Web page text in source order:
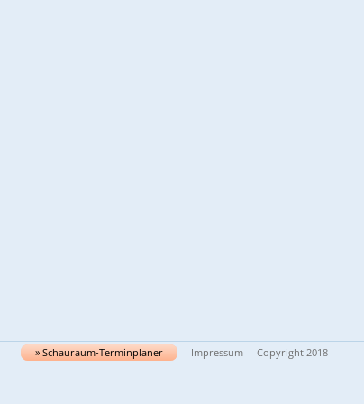
» Schau­raum-Ter­min­pla­ner Impressum Copyright 2018